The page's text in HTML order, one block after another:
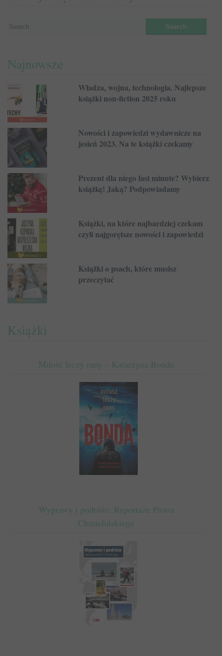
Najnowsze
Władza, wojna, technologia. Najlepsze
książki non-fiction 2025 roku
Nowości i zapowiedzi wydawnicze na
jesień 2023. Na te książki czekamy
Prezent dla niego last minute? Wybierz
książkę! Jaką? Podpowiadamy
Książki, na które najbardziej czekam
czyli najgorętsze nowości i zapowiedzi
Książki o psach, które musisz
przeczytać
Książki
Miłość leczy rany – Katarzyna Bonda
Wyprawy i podróże. Reportaże Piotra
Chmielińskiego